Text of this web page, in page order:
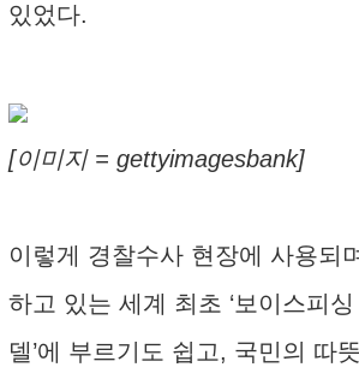
있었다.
[이미지 = gettyimagesbank]
이렇게 경찰수사 현장에 사용되
하고 있는 세계 최초 ‘보이스피
델’에 부르기도 쉽고, 국민의 따